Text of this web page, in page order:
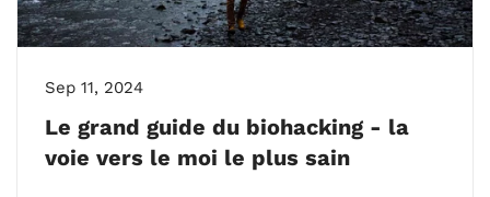
Sep 11, 2024
Le grand guide du biohacking - la
voie vers le moi le plus sain